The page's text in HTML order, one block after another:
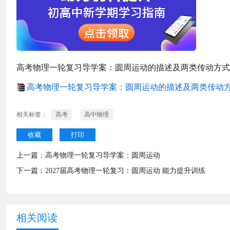
高考物理一轮复习导学案：圆周运动的描述及两类传动方式
高考物理一轮复习导学案：圆周运动的描述及两类传动
相关标签： 高考 高中物理
收藏 打印
上一篇： 高考物理一轮复习导学案：圆周运动
下一篇： 2027届高考物理一轮复习：圆周运动 能力提升训练
相关阅读